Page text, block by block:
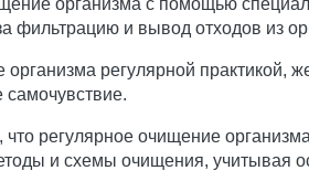
организма с помощью
фильтрацию и вывод отходов из
регулярной практикой,
что регулярное очищение
и схемы очищения, учитывая